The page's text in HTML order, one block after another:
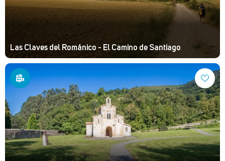
Las Claves del Románico - El Camino de Santiago